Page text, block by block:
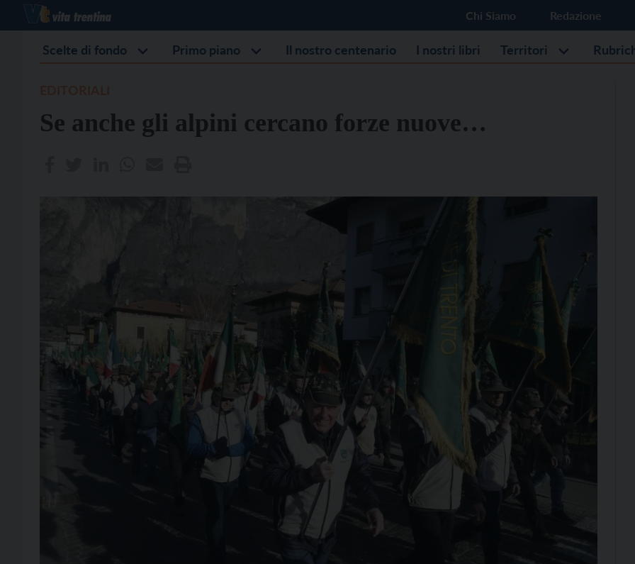
Chi Siamo Redazione
Scelte di fondo Primo piano Il nostro centenario I nostri libri Territori
Se anche gli alpini cercano forze nuove…